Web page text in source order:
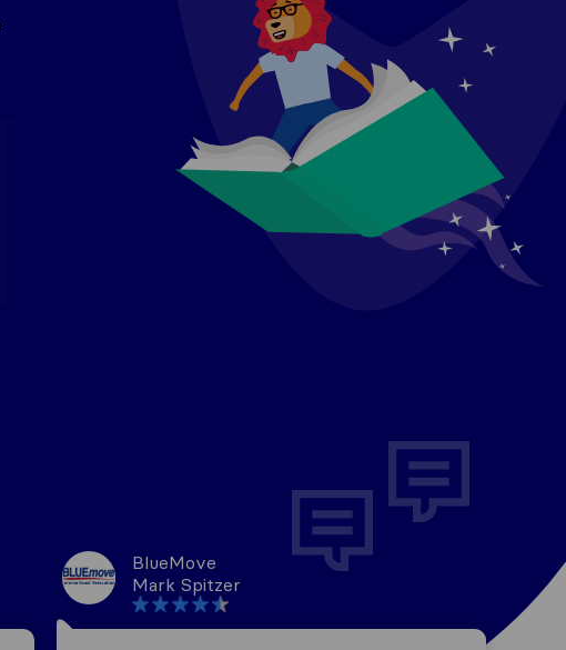
BlueMove
Mark Spitzer